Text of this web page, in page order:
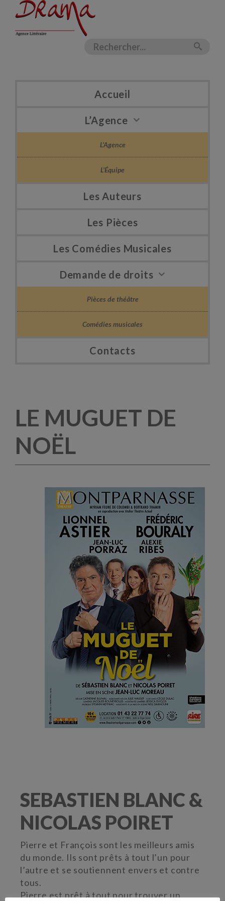
Accueil
L’Agence
L’Agence
L’Équipe
Les Auteurs
Les Pièces
Les Comédies Musicales
Demande de droits
Pièces de théâtre
Comédies musicales
Contacts
LE MUGUET DE
NOËL
SEBASTIEN BLANC &
NICOLAS POIRET
Pierre et François sont les meilleurs amis
du monde. Ils sont prêts à tout l’un pour
l’autre et se soutiennent envers et contre
tous.
Pierre est prêt à tout pour trouver un